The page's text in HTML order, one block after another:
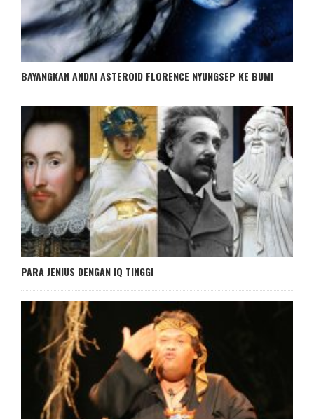
BAYANGKAN ANDAI ASTEROID FLORENCE NYUNGSEP KE BUMI
PARA JENIUS DENGAN IQ TINGGI